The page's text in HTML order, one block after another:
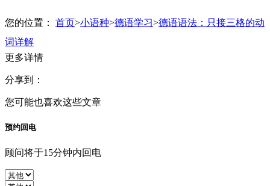
您的位置： 首页>小语种>德语学习>德语语法：只接三格的动
词详解
更多详情
分享到：
您可能也喜欢这些文章
预约回电
顾问将于15分钟内回电